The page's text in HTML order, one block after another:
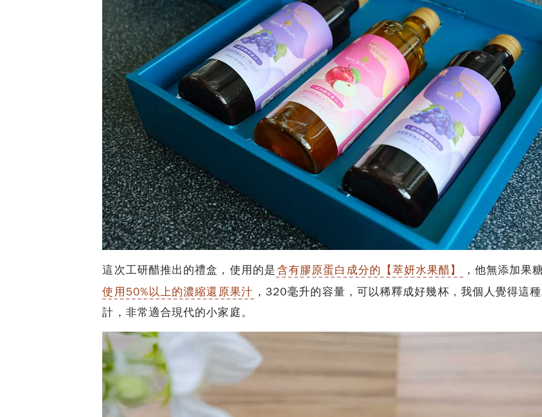
這次工研醋推出的禮盒，使用的是含有膠原蛋白成分的【萃妍水果醋】
，他無添加果
使用50%以上的濃縮還原果汁 ，320毫升的容量，可以稀釋成好幾杯，我個人覺得這
計，非常適合現代的小家庭。